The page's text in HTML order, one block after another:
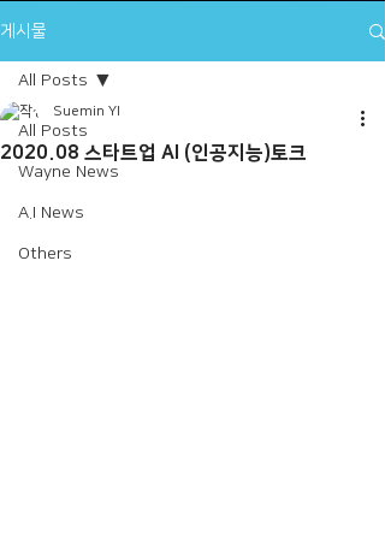
게시물
All Posts
Wayne News
A.I News
Others
All Posts
2020.08 스타트업 AI (인공지능)토크
Suemin YI